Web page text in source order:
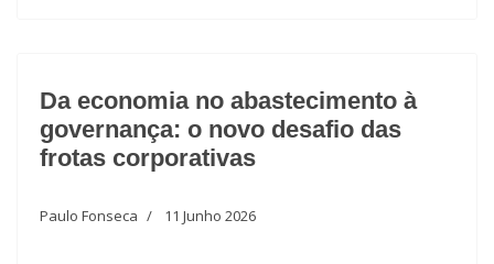
Da economia no abastecimento à
governança: o novo desafio das
frotas corporativas
Paulo Fonseca 11 Junho 2026